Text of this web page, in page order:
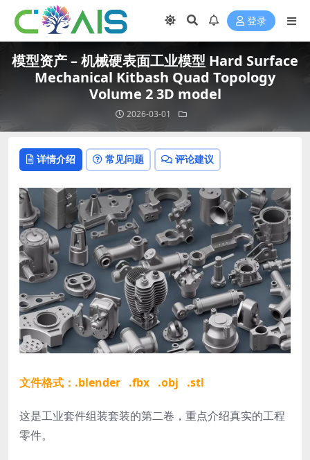
登录
模型资产 – 机械硬表面工业模型 Hard Surface
Mechanical Kitbash Quad Topology
Volume 2 3D model
2026-03-01
详情介绍 常见问题 评论建议
文件格式：.blender .fbx .obj .stl
这是工业套件组装套装的第二卷，重点介绍真实的工程
零件。